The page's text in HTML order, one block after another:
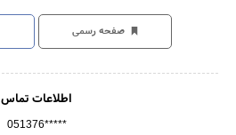
صفحه رسمی
اطلاعات تماس
051376*****